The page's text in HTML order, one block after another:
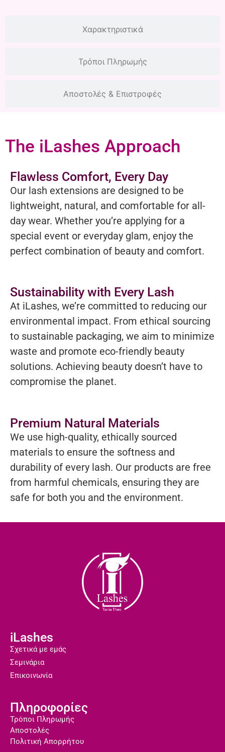
Χαρακτηριστικά
Τρόποι Πληρωμής
Αποστολές & Επιστροφές
The iLashes Approach
Flawless Comfort, Every Day
Our lash extensions are designed to be
lightweight, natural, and comfortable for all-
day wear. Whether you’re applying for a
special event or everyday glam, enjoy the
perfect combination of beauty and comfort.
Sustainability with Every Lash
At iLashes, we’re committed to reducing our
environmental impact. From ethical sourcing
to sustainable packaging, we aim to minimize
waste and promote eco-friendly beauty
solutions. Achieving beauty doesn’t have to
compromise the planet.
Premium Natural Materials
We use high-quality, ethically sourced
materials to ensure the softness and
durability of every lash. Our products are free
from harmful chemicals, ensuring they are
safe for both you and the environment.
iLashes
Σχετικά με εμάς
Σεμινάρια
Επικοινωνία
Πληροφορίες
Τρόποι Πληρωμής
Αποστολές
Πολιτική Απορρήτου